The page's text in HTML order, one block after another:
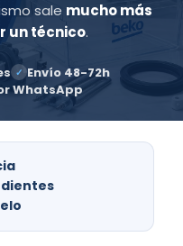
sale mucho más
un técnico.
✓ Envío 48-72h
WhatsApp